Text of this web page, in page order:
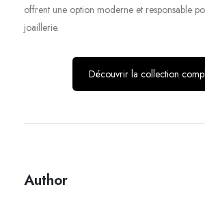
offrent une option moderne et responsable
joaillerie.
Découvrir la collection
Author